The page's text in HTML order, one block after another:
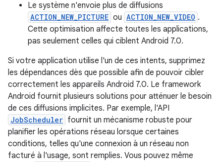
Le système n'envoie plus de diffusions
ACTION_NEW_PICTURE ou ACTION_NEW_VIDEO .
Cette optimisation affecte toutes les applications,
pas seulement celles qui ciblent Android 7.0.
Si votre application utilise l'un de ces intents, supprimez
les dépendances dès que possible afin de pouvoir cibler
correctement les appareils Android 7.0. Le framework
Android fournit plusieurs solutions pour atténuer le besoin
de ces diffusions implicites. Par exemple, l'API
JobScheduler fournit un mécanisme robuste pour
planifier les opérations réseau lorsque certaines
conditions, telles qu'une connexion à un réseau non
facturé à l'usage, sont remplies. Vous pouvez même